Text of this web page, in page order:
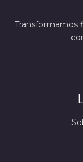
Transformamos